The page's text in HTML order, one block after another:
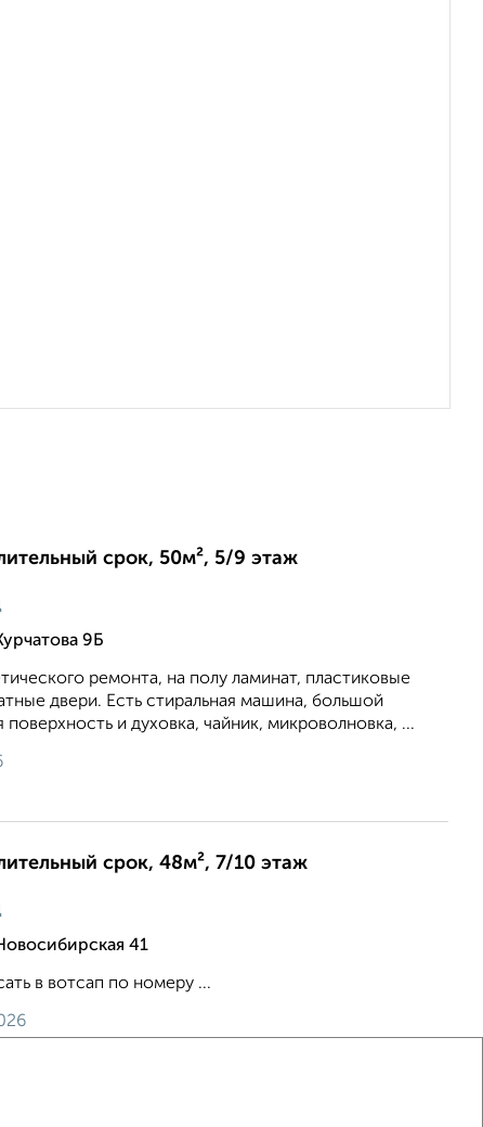
срок, 50м², 5/9 этаж
9Б
ремонта, на полу ламинат, пластиковые
двери. Есть стиральная машина, большой
поверхность и духовка, чайник, микроволновка, ...
срок, 48м², 7/10 этаж
41
в вотсап по номеру ...